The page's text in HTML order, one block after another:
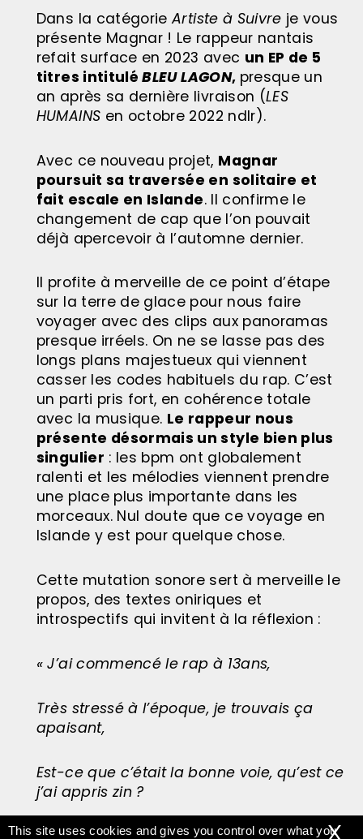
Dans la catégorieArtiste à Suivre je vous
présente Magnar ! Le rappeur nantais
refait surface en 2023 avec un EP de 5
titres intituléBLEU LAGON, presque un
an après sa dernière livraison (LES
HUMAINS en octobre 2022 ndlr).
Avec ce nouveau projet, Magnar
poursuit sa traversée en solitaire et
fait escale en Islande. Il confirme le
changement de cap que l’on pouvait
déjà apercevoir à l’automne dernier.
Il profite à merveille de ce point d’étape
sur la terre de glace pour nous faire
voyager avec des clips aux panoramas
presque irréels. On ne se lasse pas des
longs plans majestueux qui viennent
casser les codes habituels du rap. C’est
un parti pris fort, en cohérence totale
avec la musique. Le rappeur nous
présente désormais un style bien plus
singulier : les bpm ont globalement
ralenti et les mélodies viennent prendre
une place plus importante dans les
morceaux. Nul doute que ce voyage en
Islande y est pour quelque chose.
Cette mutation sonore sert à merveille le
propos, des textes oniriques et
introspectifs qui invitent à la réflexion :
« J’ai commencé le rap à 13ans,
Très stressé à l’époque, je trouvais ça
apaisant,
Est-ce que c’était la bonne voie, qu’est ce
j’ai appris zin ?
X
This site uses cookies and gives you control over what you